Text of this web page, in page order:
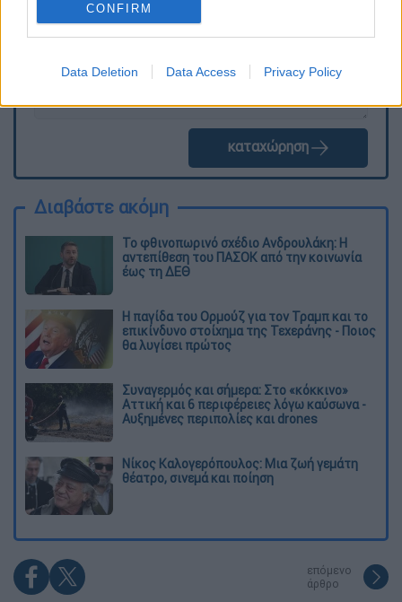
CONFIRM
Data Deletion Data Access Privacy Policy
καταχώρηση
Διαβάστε ακόμη
Το φθινοπωρινό σχέδιο Ανδρουλάκη: Η
αντεπίθεση του ΠΑΣΟΚ από την κοινωνία
έως τη ΔΕΘ
Η παγίδα του Ορμούζ για τον Τραμπ και το
επικίνδυνο στοίχημα της Τεχεράνης - Ποιος
θα λυγίσει πρώτος
Συναγερμός και σήμερα: Στο «κόκκινο»
Αττική και 6 περιφέρειες λόγω καύσωνα -
Αυξημένες περιπολίες και drones
Νίκος Καλογερόπουλος: Μια ζωή γεμάτη
θέατρο, σινεμά και ποίηση
επόμενο
άρθρο